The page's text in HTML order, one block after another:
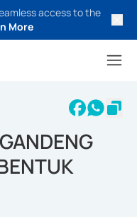
access to the
More